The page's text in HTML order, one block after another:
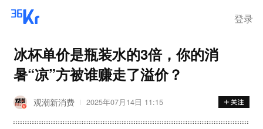
登录
冰杯单价是瓶装水的3倍，你的消
暑“凉”方被谁赚走了溢价？
观潮新消费 2025年07月14日 11:15